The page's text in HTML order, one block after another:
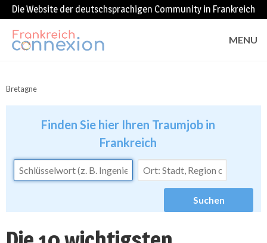
Die Website der deutschsprachigen Community in Frankreich
MENU
Bretagne
Finden Sie hier Ihren Traumjob in
Frankreich